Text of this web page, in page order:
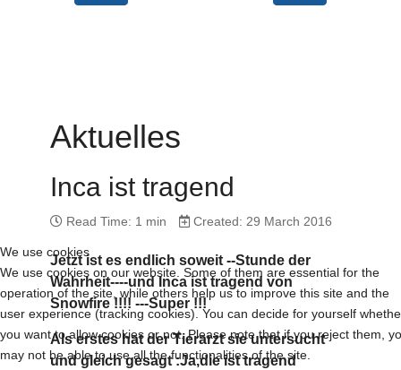
Aktuelles
Inca ist tragend
Read Time: 1 min Created: 29 March 2016
Jetzt ist es endlich soweit --Stunde der
Wahrheit----und Inca ist tragend von
Snowfire !!!! ---Super !!!
Als erstes hat der Tierarzt sie untersucht
und gleich gesagt :Ja,die ist tragend
We use cookies
We use cookies on our website. Some of them are essential for the
operation of the site, while others help us to improve this site and the
user experience (tracking cookies). You can decide for yourself
you want to allow cookies or not. Please note that if you reject them,
may not be able to use all the functionalities of the site.